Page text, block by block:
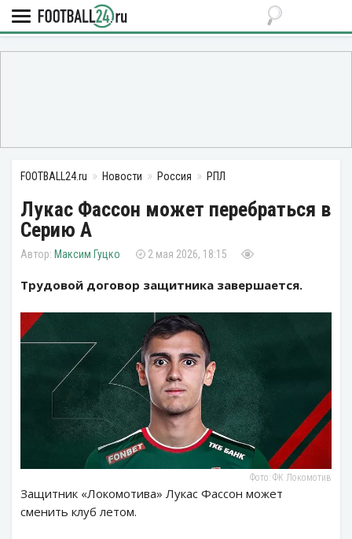
FOOTBALL24.ru Новости Россия РПЛ
Лукас Фассон может перебраться в
Серию А
Максим Гуцко 2 мая 2026, 18:15
Трудовой договор защитника завершается.
Фото: ФК Локомотив
Защитник «Локомотива» Лукас Фассон может
сменить клуб летом.